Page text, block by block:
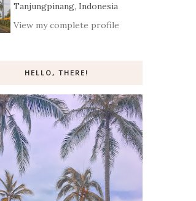
Tanjungpinang, Indonesia
View my complete profile
HELLO, THERE!